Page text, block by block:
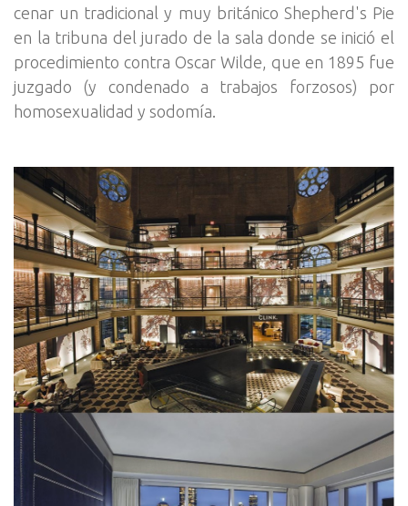
cenar un tradicional y muy británico Shepherd's Pie
en la tribuna del jurado de la sala donde se inició el
procedimiento contra Oscar Wilde, que en 1895 fue
juzgado (y condenado a trabajos forzosos) por
homosexualidad y sodomía.